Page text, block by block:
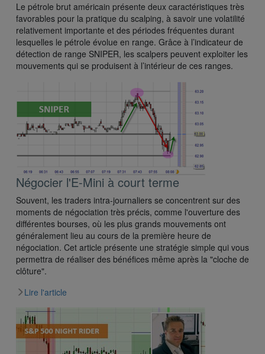
Le pétrole brut américain présente deux caractéristiques très
favorables pour la pratique du scalping, à savoir une volatilité
relativement importante et des périodes fréquentes durant
lesquelles le pétrole évolue en range. Grâce à l’indicateur de
détection de range SNIPER, les scalpers peuvent exploiter les
mouvements qui se produisent à l’intérieur de ces ranges.
Négocier l'E-Mini à court terme
Souvent, les traders intra-journaliers se concentrent sur des
moments de négociation très précis, comme l'ouverture des
différentes bourses, où les plus grands mouvements ont
généralement lieu au cours de la première heure de
négociation. Cet article présente une stratégie simple qui vous
permettra de réaliser des bénéfices même après la "cloche de
clôture".
Lire l'article